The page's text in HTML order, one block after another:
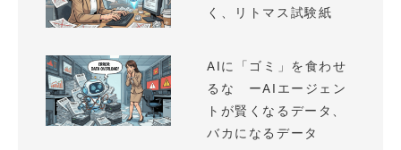
く、リトマス試験紙
AIに「ゴミ」を食わせ
るな ーAIエージェン
トが賢くなるデータ、
バカになるデータ